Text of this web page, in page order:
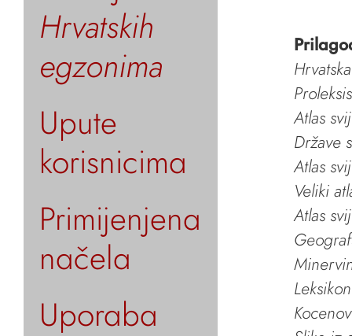
Hrvatskih
egzonima
Upute
korisnicima
Primijenjena
načela
Uporaba
Atlas
Države
Atlas
Veliki
Atlas